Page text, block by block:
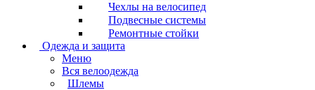
Чехлы на велосипед
Подвесные системы
Ремонтные стойки
Одежда и защита
Меню
Вся велоодежда
Шлемы